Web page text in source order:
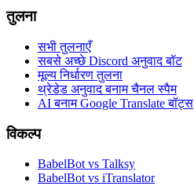
तुलना
सभी तुलनाएँ
सबसे अच्छे Discord अनुवाद बॉट
मूल्य निर्धारण तुलना
थ्रेडेड अनुवाद बनाम चैनल स्पैम
AI बनाम Google Translate बॉट्स
विकल्प
BabelBot vs Talksy
BabelBot vs iTranslator